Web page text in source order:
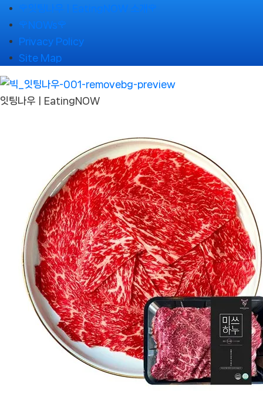
Skip
to
content
🌹잇팅나우ㅣEatingNOW 소개🌹
🌹NOWs🌹
Privacy Policy
Site Map
잇팅나우ㅣEatingNOW